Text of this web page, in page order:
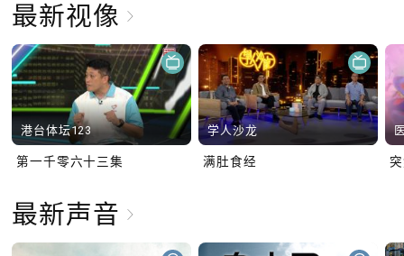
最新视像
港台体坛123
第一千零六十三集
学人沙龙
满肚食经
最新声音